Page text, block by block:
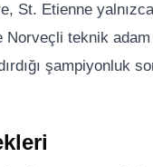
St. Etienne
teknik
şampiyonluk